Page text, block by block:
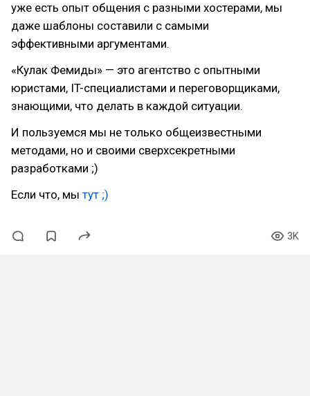
уже есть опыт общения с разными хостерами, мы
даже шаблоны составили с самыми
эффективными аргументами.
«Кулак Фемиды» — это агентство с опытными
юристами, IT-специалистами и переговорщиками,
знающими, что делать в каждой ситуации.
И пользуемся мы не только общеизвестными
методами, но и своими сверхсекретными
разработками ;)
Если что, мы тут ;)
3K